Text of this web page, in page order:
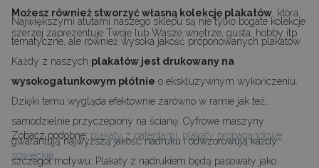
Możesz również stworzyć własną kolekcję plakatów , która
szerzej zaprezentuje Twoje lub Wasze wnętrze, gusta, hobby itp.
Największymi atutami naszego sklepu są nie tylko bogate kolekcje
tematyczne, ale również wysoka jakość proponowanych plakatów.
Każdy z naszych plakatów jest drukowany na
wysokogatunkowym płótnie o ekskluzywnym wykończeniu.
Dzięki temu wygląda efektownie zarówno w ramie jak też
samodzielnie przyczepiony na ścianę. Cyfrowe maszyny
gwarantują najwyższą jakość nadruku i odwzorowują każdy
szczegół motywu. Plakaty z nadrukiem będą pasowały jako
Zobacz podobne: plakaty z patentami plakaty propagandowe
sowieckie